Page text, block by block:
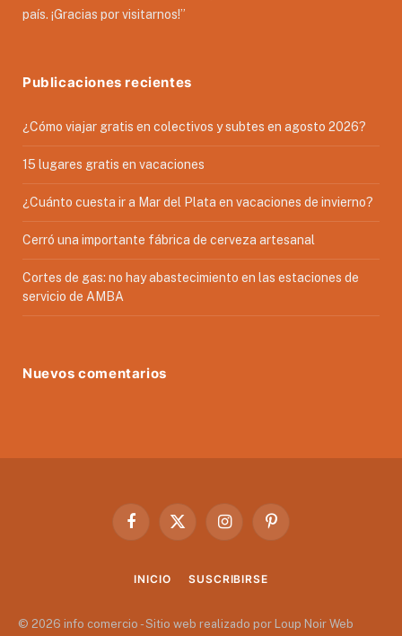
país. ¡Gracias por visitarnos!”
Publicaciones recientes
¿Cómo viajar gratis en colectivos y subtes en agosto 2026?
15 lugares gratis en vacaciones
¿Cuánto cuesta ir a Mar del Plata en vacaciones de invierno?
Cerró una importante fábrica de cerveza artesanal
Cortes de gas: no hay abastecimiento en las estaciones de
servicio de AMBA
Nuevos comentarios
Facebook
X
InstagramPinterest
INICIO SUSCRIBIRSE
© 2026 info comercio - Sitio web realizado por Loup Noir Web